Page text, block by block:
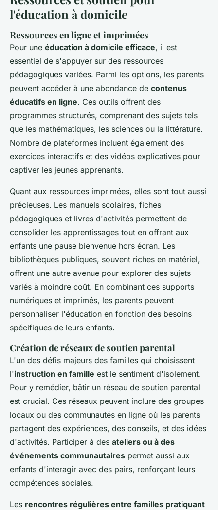
l'éducation à domicile
Ressources en ligne et imprimées
Pour une éducation à domicile efficace, il est
essentiel de s'appuyer sur des ressources
pédagogiques variées. Parmi les options, les parents
peuvent accéder à une abondance de contenus
éducatifs en ligne. Ces outils offrent des
programmes structurés, comprenant des sujets tels
que les mathématiques, les sciences ou la littérature.
Nombre de plateformes incluent également des
exercices interactifs et des vidéos explicatives pour
captiver les jeunes apprenants.
Quant aux ressources imprimées, elles sont tout aussi
précieuses. Les manuels scolaires, fiches
pédagogiques et livres d'activités permettent de
consolider les apprentissages tout en offrant aux
enfants une pause bienvenue hors écran. Les
bibliothèques publiques, souvent riches en matériel,
offrent une autre avenue pour explorer des sujets
variés à moindre coût. En combinant ces supports
numériques et imprimés, les parents peuvent
personnaliser l'éducation en fonction des besoins
spécifiques de leurs enfants.
Création de réseaux de soutien parental
L'un des défis majeurs des familles qui choisissent
l'instruction en famille est le sentiment d'isolement.
Pour y remédier, bâtir un réseau de soutien parental
est crucial. Ces réseaux peuvent inclure des groupes
locaux ou des communautés en ligne où les parents
partagent des expériences, des conseils, et des idées
d'activités. Participer à des ateliers ou à des
événements communautaires permet aussi aux
enfants d'interagir avec des pairs, renforçant leurs
compétences sociales.
Les rencontres régulières entre familles pratiquant